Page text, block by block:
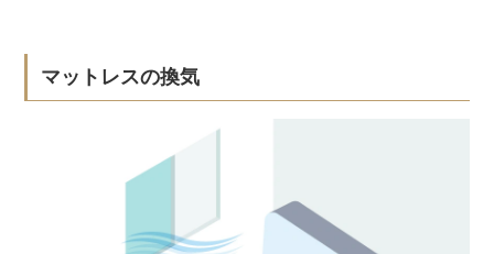
マットレスの換気